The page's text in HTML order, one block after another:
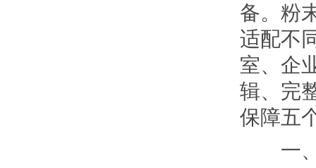
备。粉
适配不
室、企
辑、完
保障五
一